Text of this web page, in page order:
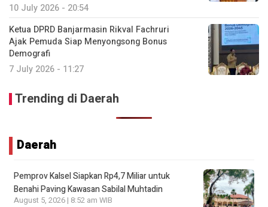
10 July 2026 - 20:54
Ketua DPRD Banjarmasin Rikval Fachruri
Ajak Pemuda Siap Menyongsong Bonus
Demografi
7 July 2026 - 11:27
Trending di Daerah
Daerah
Pemprov Kalsel Siapkan Rp4,7 Miliar untuk
Benahi Paving Kawasan Sabilal Muhtadin
August 5, 2026 | 8:52 am WIB